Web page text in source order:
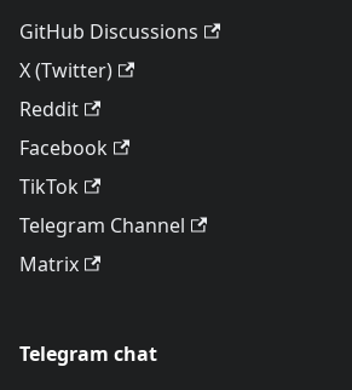
GitHub Discussions
X (Twitter)
Reddit
Facebook
TikTok
Telegram Channel
Matrix
Telegram chat